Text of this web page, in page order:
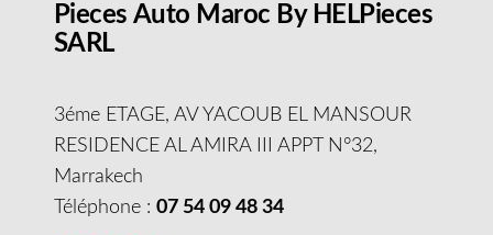
Pieces Auto Maroc By HELPieces
SARL
3éme ETAGE, AV YACOUB EL MANSOUR
RESIDENCE AL AMIRA III APPT N°32,
Marrakech
Téléphone : 07 54 09 48 34